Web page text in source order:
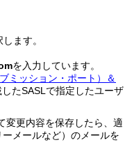
ます。
を入力しています。
ミッション・ポート）＆
したSASLで指定したユーザ
変更内容を保存したら、適
メールなど）のメールを